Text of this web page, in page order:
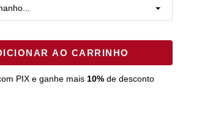
Restam mais de 6 itens
Esgotado
AO CARRINHO
PIX e ganhe mais 10%de desconto